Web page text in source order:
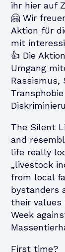
ihr hier auf
🤗 Wir
Aktion für
mit
👍 Die
Umgang
Rassismus,
The Silent
and
life really
„livestock
from local
bystanders
their
Week
First time?